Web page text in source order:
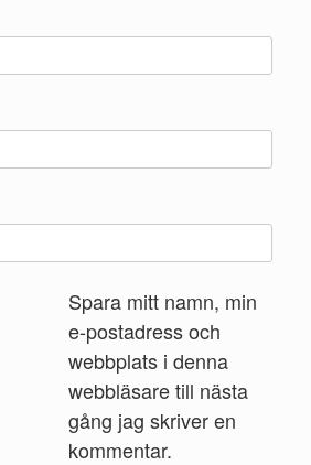
Spara mitt namn, min
e-postadress och
webbplats i denna
webbläsare till nästa
gång jag skriver en
kommentar.